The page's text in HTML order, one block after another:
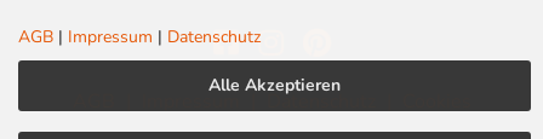
AGB | Impressum | Datenschutz
Alle Akzeptieren
Datenschutz